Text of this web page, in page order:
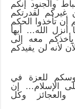
والجنود إنكم
لقدرتكم
أن تأخذوا الحكم
الله… أيها
معه إلى
لأنه لن يفيدكم
للعزة في
الإسلام… إن
والعجائز وكل